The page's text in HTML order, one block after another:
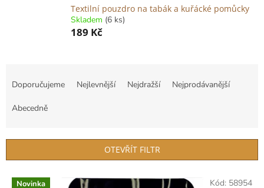
Textilní pouzdro na tabák a kuřácké pomůcky
Skladem (6 ks)
189 Kč
í
r
o
Doporučujeme Nejlevnější Nejdražší Nejprodávanější
Abecedně
OTEVŘÍT FILTR
V Novinka Kód: 58954